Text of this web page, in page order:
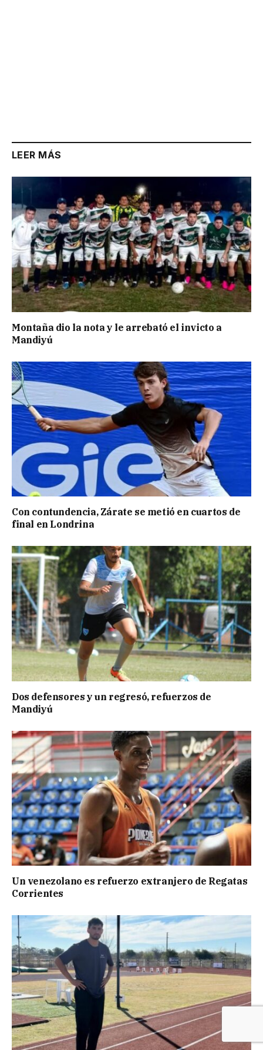
LEER MÁS
Montaña dio la nota y le arrebató el invicto a
Mandiyú
Con contundencia, Zárate se metió en cuartos de
final en Londrina
Dos defensores y un regresó, refuerzos de
Mandiyú
Un venezolano es refuerzo extranjero de Regatas
Corrientes